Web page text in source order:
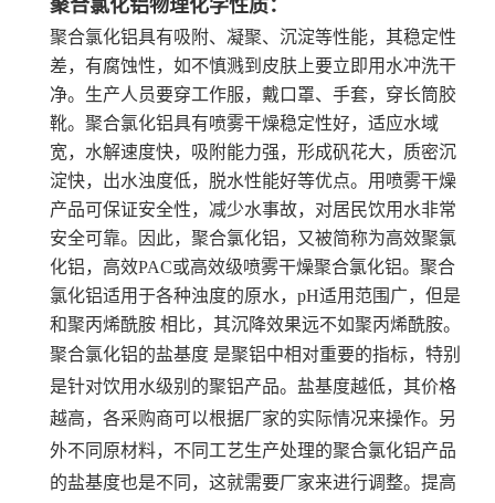
聚合氯化铝物理化学性质：
聚合氯化铝具有吸附、凝聚、沉淀等性能，其稳定性
差，有腐蚀性，如不慎溅到皮肤上要立即用水冲洗干
净。生产人员要穿工作服，戴口罩、手套，穿长筒胶
靴。聚合氯化铝具有喷雾干燥稳定性好，适应水域
宽，水解速度快，吸附能力强，形成矾花大，质密沉
淀快，出水浊度低，脱水性能好等优点。用喷雾干燥
产品可保证安全性，减少水事故，对居民饮用水非常
安全可靠。因此，聚合氯化铝，又被简称为高效聚氯
化铝，高效PAC或高效级喷雾干燥聚合氯化铝。聚合
氯化铝适用于各种浊度的原水，pH适用范围广，但是
和聚丙烯酰胺 相比，其沉降效果远不如聚丙烯酰胺。
聚合氯化铝的盐基度 是聚铝中相对重要的指标，特别
是针对饮用水级别的聚铝产品。盐基度越低，其价格
越高，各采购商可以根据厂家的实际情况来操作。另
外不同原材料，不同工艺生产处理的聚合氯化铝产品
的盐基度也是不同，这就需要厂家来进行调整。提高